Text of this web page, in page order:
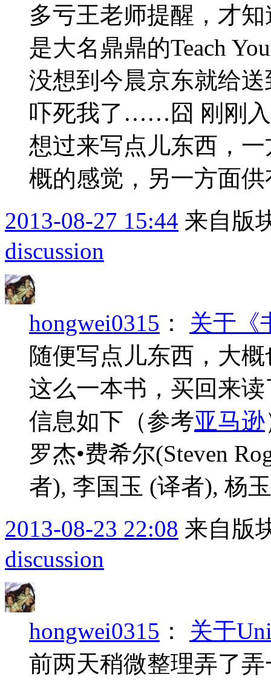
多亏王老师提醒，才
是大名鼎鼎的Teach
没想到今晨京东就给
吓死我了……囧 刚刚入
想过来写点儿东西，
概的感觉，另一方面
2013-08-27 15:44 来自版
discussion
hongwei0315 ： 关于《
随便写点儿东西，大
这么一本书，买回来
信息如下（参考亚马逊
罗杰•费希尔(Steven
者), 李国玉 (译者), 杨
2013-08-23 22:08 来自版
discussion
hongwei0315 ： 关于
前两天稍微整理弄了